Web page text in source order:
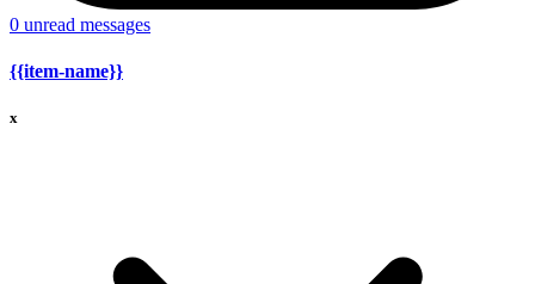
0 unread messages
{{item-name}}
x